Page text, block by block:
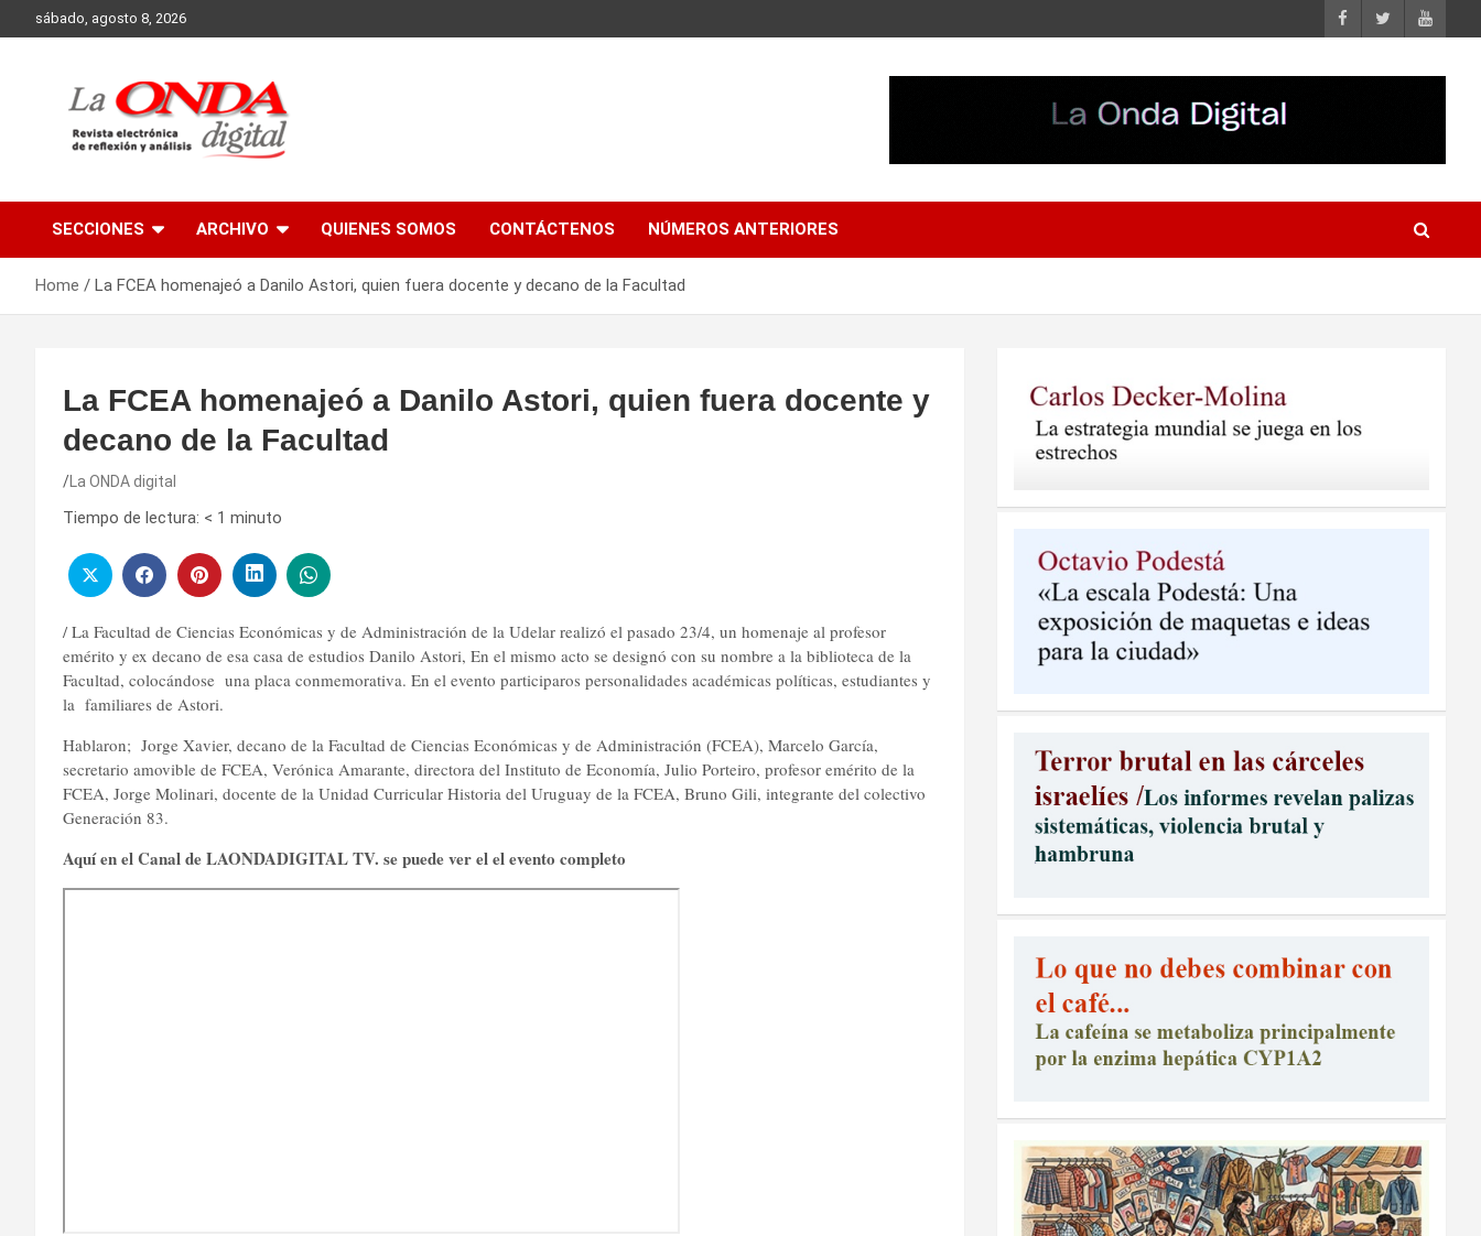
to
sábado, agosto 8, 2026
SECCIONES ARCHIVO QUIENES SOMOS CONTÁCTENOS NÚMEROS ANTERIORES
Home La FCEA homenajeó a Danilo Astori, quien fuera docente y decano de la Facultad
La FCEA homenajeó a Danilo Astori, quien fuera docente y
decano de la Facultad
La ONDA digital
Tiempo de lectura: < 1 minuto
/ La Facultad de Ciencias Económicas y de Administración de la Udelar realizó el pasado 23/4, un homenaje al profesor
emérito y ex decano de esa casa de estudios Danilo Astori, En el mismo acto se designó con su nombre a la biblioteca de la
Facultad, colocándose una placa conmemorativa. En el evento participaros personalidades académicas políticas, estudiantes y
la familiares de Astori.
Hablaron; Jorge Xavier, decano de la Facultad de Ciencias Económicas y de Administración (FCEA), Marcelo García,
secretario amovible de FCEA, Verónica Amarante, directora del Instituto de Economía, Julio Porteiro, profesor emérito de la
FCEA, Jorge Molinari, docente de la Unidad Curricular Historia del Uruguay de la FCEA, Bruno Gili, integrante del colectivo
Generación 83.
Aquí en el Canal de LAONDADIGITAL TV. se puede ver el el evento completo